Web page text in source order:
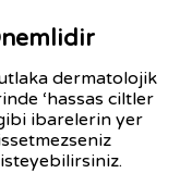
dermatolojik
‘hassas ciltler
ibarelerin yer